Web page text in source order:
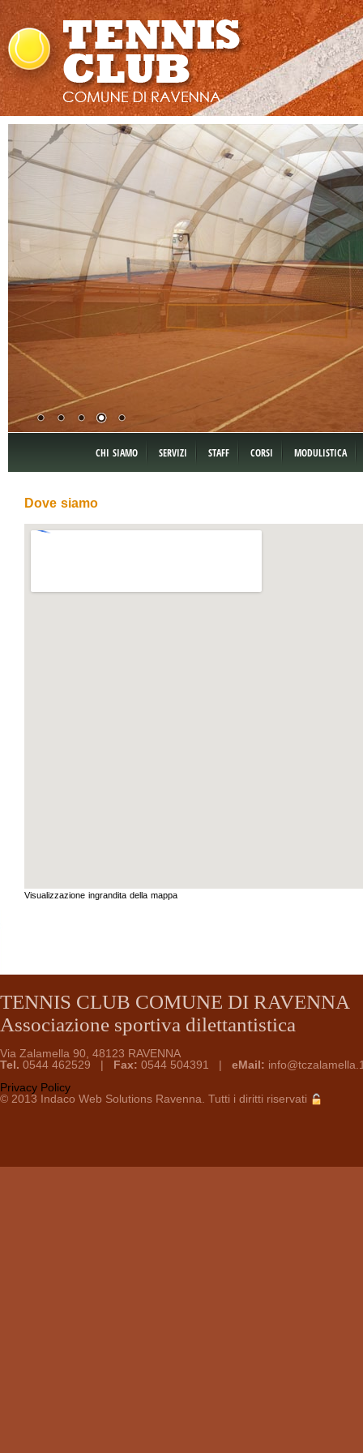
CHI SIAMO SERVIZI STAFF CORSI MODULISTICA
Dove siamo
Visualizzazione ingrandita della mappa
TENNIS CLUB COMUNE DI RAVENNA
Associazione sportiva dilettantistica
Via Zalamella 90, 48123 RAVENNA
Tel. 0544 462529 | Fax: 0544 504391 | eMail:
Privacy Policy
© 2013 Indaco Web Solutions Ravenna. Tutti i diritti riservati